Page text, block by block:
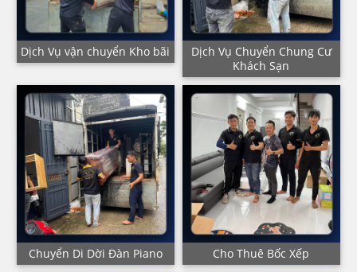
Dịch Vụ vận chuyển Kho bãi
Dịch Vụ Chuyển Chung Cư
Khách Sạn
Chuyển Di Dời Đàn Piano Cho Thuê Bốc Xếp